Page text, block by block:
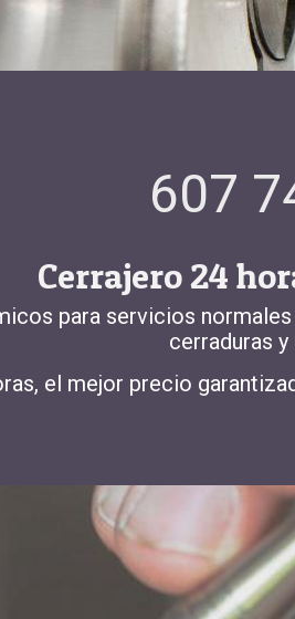
607
Cerrajero 24
para servicios normales
cerraduras
, el mejor precio